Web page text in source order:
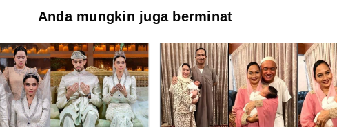
sekeluarga ikut poket? Pilihan
Anda mungkin juga berminat